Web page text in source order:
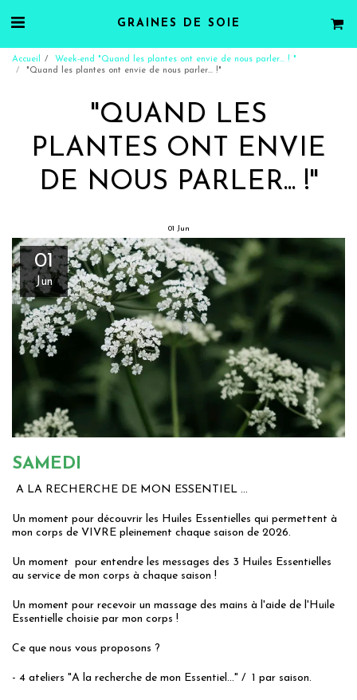
GRAINES DE SOIE
Accueil
Week-end "Quand les plantes ont envie de nous parler... ! "
"Quand les plantes ont envie de nous parler... !"
"QUAND LES
PLANTES ONT ENVIE
DE NOUS PARLER... !"
01 Jun
01
Jun
SAMEDI
A LA RECHERCHE DE MON ESSENTIEL ...
Un moment pour découvrir les Huiles Essentielles qui permettent à
mon corps de VIVRE pleinement chaque saison de 2026.
Un moment pour entendre les messages des 3 Huiles Essentielles
au service de mon corps à chaque saison !
Un moment pour recevoir un massage des mains à l'aide de l'Huile
Essentielle choisie par mon corps !
Ce que nous vous proposons ?
- 4 ateliers "A la recherche de mon Essentiel..." / 1 par saison.